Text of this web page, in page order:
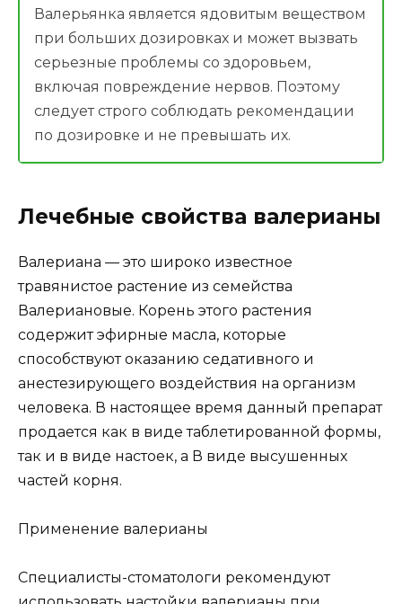
Валерьянка является ядовитым веществом
при больших дозировках и может вызвать
серьезные проблемы со здоровьем,
включая повреждение нервов. Поэтому
следует строго соблюдать рекомендации
по дозировке и не превышать их.
Лечебные свойства валерианы
Валериана — это широко известное
травянистое растение из семейства
Валериановые. Корень этого растения
содержит эфирные масла, которые
способствуют оказанию седативного и
анестезирующего воздействия на организм
человека. В настоящее время данный препарат
продается как в виде таблетированной формы,
так и в виде настоек, а В виде высушенных
частей корня.
Применение валерианы
Специалисты-стоматологи рекомендуют